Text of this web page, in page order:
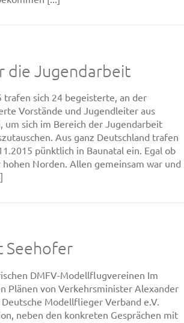
die Jugendarbeit
trafen sich 24 begeisterte, an der
Vorstände und Jugendleiter aus
um sich im Bereich der Jugendarbeit
Aus ganz Deutschland trafen
pünktlich in Baunatal ein. Egal ob
Norden. Allen gemeinsam war und
Seehofer
DMFV-Modellflugvereinen Im
Plänen von Verkehrsminister Alexander
Modellflieger Verband e.V.
neben den konkreten Gesprächen mit